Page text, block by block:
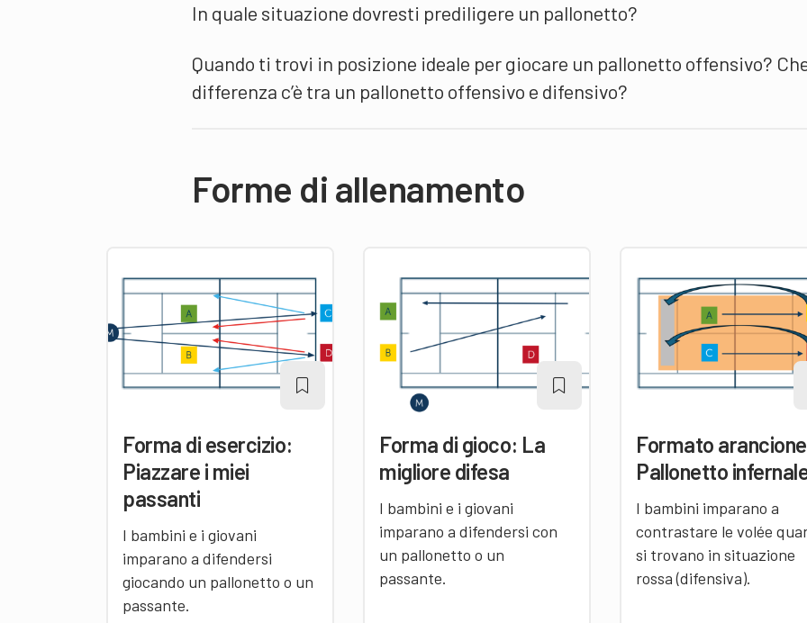
In quale situazione dovresti prediligere un pallonetto?
Quando ti trovi in posizione ideale per giocare un pallonetto offensivo?
differenza c’è tra un pallonetto offensivo e difensivo?
Forme di allenamento
Forma di esercizio:
Piazzare i miei
passanti
I bambini e i giovani
imparano a difendersi
giocando un pallonetto o un
passante.
Forma di gioco: La
migliore difesa
I bambini e i giovani
imparano a difendersi con
un pallonetto o un
passante.
Formato
Pallonetto
I bambini imparano a
contrastare le volée
si trovano in situazione
rossa (difensiva).